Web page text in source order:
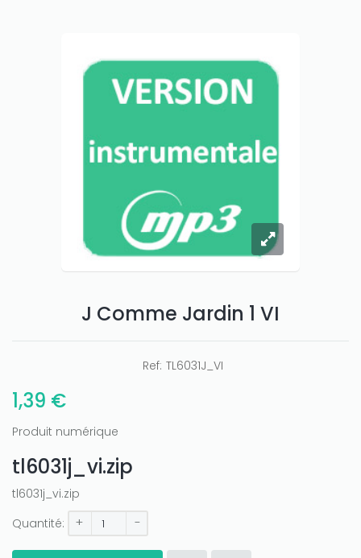
J Comme Jardin 1 VI
Ref: TL6031J_VI
1,39 €
Produit numérique
tl6031j_vi.zip
tl6031j_vi.zip
Quantité:
+ -